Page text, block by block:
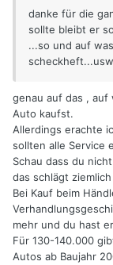
danke für die
sollte bleibt er
...so und auf
genau auf das ,
Auto kaufst.
Allerdings erachte
sollten alle Service
Schau dass du
das schlägt
Bei Kauf beim
mehr und du hast
Für 130-140.000
Autos ab Baujahr